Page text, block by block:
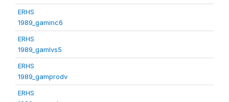
ERHS
1989_gaminc6
ERHS
1989_gamlvs5
ERHS
1989_gamprodv
ERHS